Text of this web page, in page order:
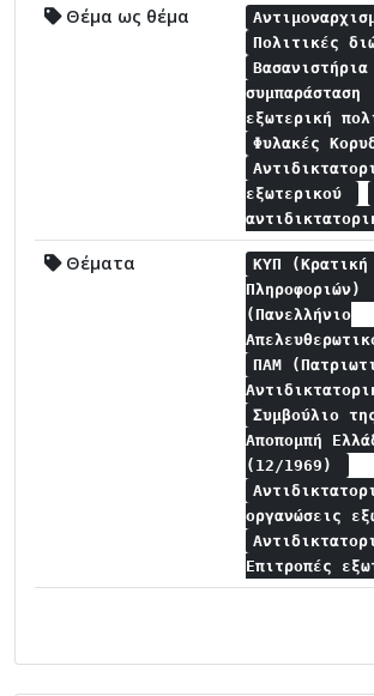
Θέμα ως θέμα
Πολιτικές
Βασανιστήρια
συμπαράσταση
εξωτερική
Φυλακές
εξωτερικού
Θέματα
ΚΥΠ (Κρατική
Πληροφοριών)
(Πανελλήνιο
ΠΑΜ
Συμβούλιο
Αποπομπή
(12/1969)
οργανώσεις
Επιτροπές